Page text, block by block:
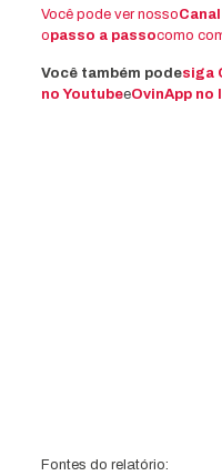
Você pode ver nosso
opasso a passocomo
Você também podesiga
no ​​YoutubeeOvinApp no
Fontes do relatório: